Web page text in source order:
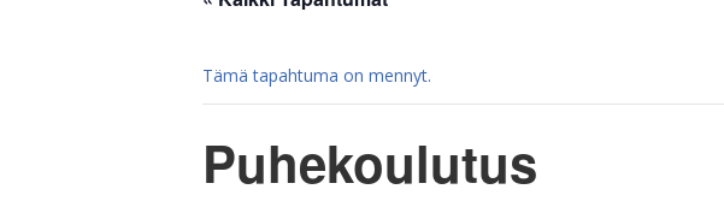
Tämä tapahtuma on mennyt.
Puhekoulutus